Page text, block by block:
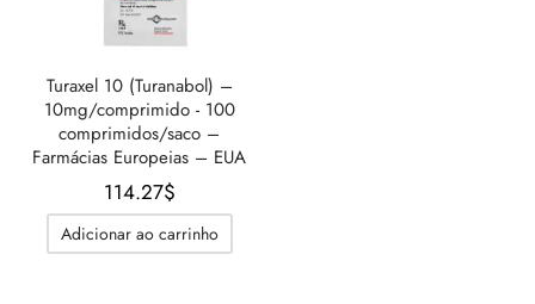
Turaxel 10 (Turanabol) –
10mg/comprimido - 100
comprimidos/saco –
Farmácias Europeias – EUA
114.27$
Adicionar ao carrinho